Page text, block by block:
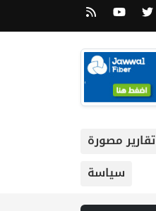
تقارير مصورة
سياسة